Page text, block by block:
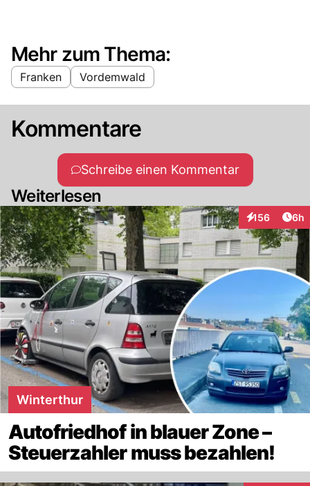
Mehr zum Thema:
Franken Vordemwald
Kommentare
Schreibe einen Kommentar
Weiterlesen
156
Interaktionen
6h
Winterthur
Autofriedhof in blauer Zone –
Steuerzahler muss bezahlen!